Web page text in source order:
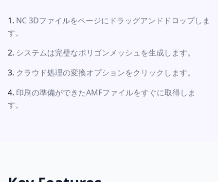
NC 3Dファイルをページにドラッグアンドドロップしま
す。
システムは完璧なポリゴンメッシュを生成します。
クラウド処理の変換オプションをクリックします。
印刷の準備ができたAMFファイルをすぐに取得しま
す。